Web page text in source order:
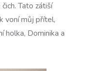
Tato zátiší
voní můj přítel,
holka, Dominika a